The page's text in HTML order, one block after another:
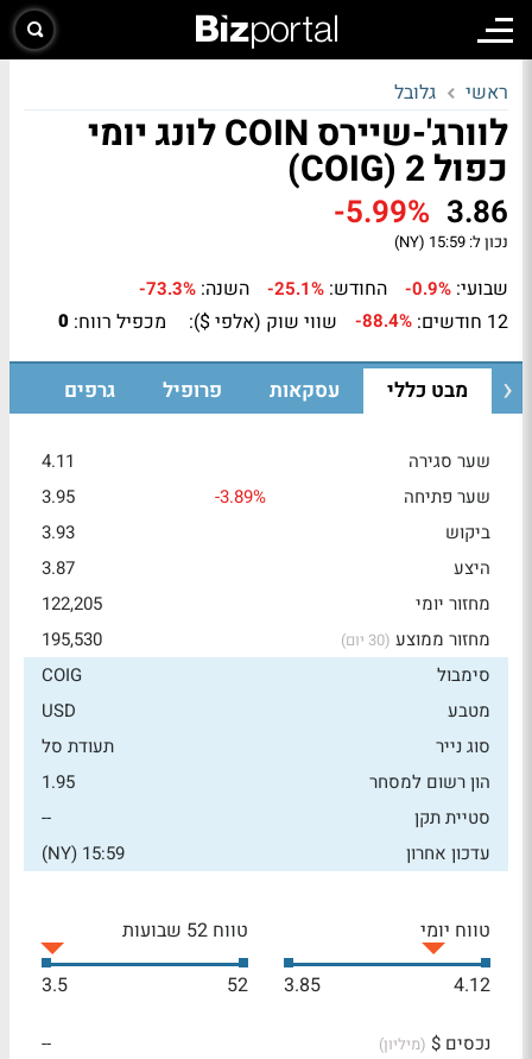
ראשי גלובל
לוורג'-שיירס COIN לונג יומי
כפול 2 (COIG)
3.86
-5.99%
נכון ל: 15:59 (NY)
שבועי: -0.9% החודש: -25.1% השנה: -73.3%
12 חודשים: -88.4% שווי שוק (אלפי $): מכפיל רווח: 0
מבט כללי עסקאות פרופיל גרפים
שער סגירה
4.11
שער פתיחה
-3.89%
3.95
ביקוש
3.93
היצע
3.87
מחזור יומי
122,205
מחזור ממוצע (30 יום)
195,530
סימבול
COIG
מטבע
USD
סוג נייר
תעודת סל
הון רשום למסחר
1.95
סטיית תקן
--
עדכון אחרון
15:59 (NY)
טווח יומי
4.12
3.85
טווח 52 שבועות
52
3.5
נכסים $ (מיליון)
--